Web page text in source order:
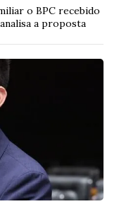
o BPC recebido
a proposta